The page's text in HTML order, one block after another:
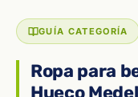
GUÍA CATEGORÍA
Ropa para
Hueco